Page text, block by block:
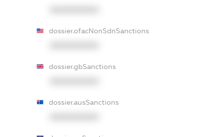
dossier.ofacNonSdnSanctions
dossier.gbSanctions
dossier.ausSanctions